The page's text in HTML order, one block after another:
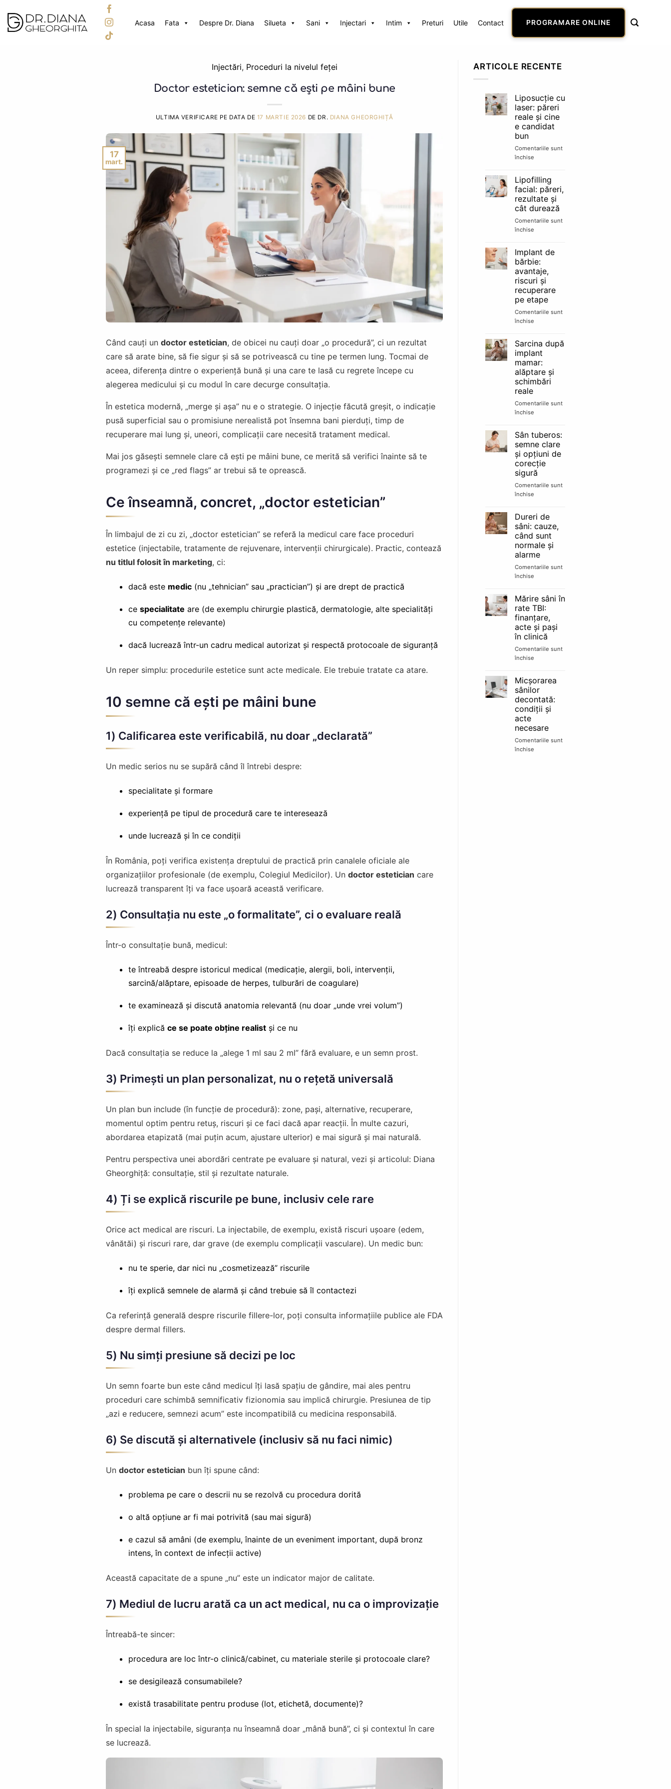
to
content
Acasa Fata Despre Dr. Diana Silueta Sani Injectari Intim Preturi Utile Contact PROGRAMARE ONLINE
Injectări, Proceduri la nivelul feței
Doctor estetician: semne că ești pe mâini bune
ULTIMA VERIFICARE PE DATA DE 17 MARTIE 2026 DE DR. DIANA GHEORGHIȚĂ
17
mart.
Când cauți un doctor estetician, de obicei nu cauți doar „o procedură”, ci un rezultat
care să arate bine, să fie sigur și să se potrivească cu tine pe termen lung. Tocmai de
aceea, diferența dintre o experiență bună și una care te lasă cu regrete începe cu
alegerea medicului și cu modul în care decurge consultația.
În estetica modernă, „merge și așa” nu e o strategie. O injecție făcută greșit, o indicație
pusă superficial sau o promisiune nerealistă pot însemna bani pierduți, timp de
recuperare mai lung și, uneori, complicații care necesită tratament medical.
Mai jos găsești semnele clare că ești pe mâini bune, ce merită să verifici înainte să te
programezi și ce „red flags” ar trebui să te oprească.
Ce înseamnă, concret, „doctor estetician”
În limbajul de zi cu zi, „doctor estetician” se referă la medicul care face proceduri
estetice (injectabile, tratamente de rejuvenare, intervenții chirurgicale). Practic, contează
nu titlul folosit în marketing, ci:
dacă este medic(nu „tehnician” sau „practician”) și are drept de practică
ce specialitate are (de exemplu chirurgie plastică, dermatologie, alte specialități
cu competențe relevante)
dacă lucrează într-un cadru medical autorizat și respectă protocoale de siguranță
Un reper simplu: procedurile estetice sunt acte medicale. Ele trebuie tratate ca atare.
10 semne că ești pe mâini bune
1) Calificarea este verificabilă, nu doar „declarată”
Un medic serios nu se supără când îl întrebi despre:
specialitate și formare
experiență pe tipul de procedură care te interesează
unde lucrează și în ce condiții
În România, poți verifica existența dreptului de practică prin canalele oficiale ale
organizațiilor profesionale (de exemplu, Colegiul Medicilor). Un doctor estetician care
lucrează transparent îți va face ușoară această verificare.
2) Consultația nu este „o formalitate”, ci o evaluare reală
Într-o consultație bună, medicul:
te întreabă despre istoricul medical (medicație, alergii, boli, intervenții,
sarcină/alăptare, episoade de herpes, tulburări de coagulare)
te examinează și discută anatomia relevantă (nu doar „unde vrei volum”)
îți explică ce se poate obține realistși ce nu
Dacă consultația se reduce la „alege 1 ml sau 2 ml” fără evaluare, e un semn prost.
3) Primești un plan personalizat, nu o rețetă universală
Un plan bun include (în funcție de procedură): zone, pași, alternative, recuperare,
momentul optim pentru retuș, riscuri și ce faci dacă apar reacții. În multe cazuri,
abordarea etapizată (mai puțin acum, ajustare ulterior) e mai sigură și mai naturală.
Pentru perspectiva unei abordări centrate pe evaluare și natural, vezi și articolul: Diana
Gheorghiță: consultație, stil și rezultate naturale.
4) Ți se explică riscurile pe bune, inclusiv cele rare
Orice act medical are riscuri. La injectabile, de exemplu, există riscuri ușoare (edem,
vânătăi) și riscuri rare, dar grave (de exemplu complicații vasculare). Un medic bun:
nu te sperie, dar nici nu „cosmetizează” riscurile
îți explică semnele de alarmă și când trebuie să îl contactezi
Ca referință generală despre riscurile fillere-lor, poți consulta informațiile publice ale FDA
despre dermal fillers.
5) Nu simți presiune să decizi pe loc
Un semn foarte bun este când medicul îți lasă spațiu de gândire, mai ales pentru
proceduri care schimbă semnificativ fizionomia sau implică chirurgie. Presiunea de tip
„azi e reducere, semnezi acum” este incompatibilă cu medicina responsabilă.
6) Se discută și alternativele (inclusiv să nu faci nimic)
Un doctor estetician bun îți spune când:
problema pe care o descrii nu se rezolvă cu procedura dorită
o altă opțiune ar fi mai potrivită (sau mai sigură)
e cazul să amâni (de exemplu, înainte de un eveniment important, după bronz
intens, în context de infecții active)
Această capacitate de a spune „nu” este un indicator major de calitate.
7) Mediul de lucru arată ca un act medical, nu ca o improvizație
Întreabă-te sincer:
procedura are loc într-o clinică/cabinet, cu materiale sterile și protocoale clare?
se desigilează consumabilele?
există trasabilitate pentru produse (lot, etichetă, documente)?
În special la injectabile, siguranța nu înseamnă doar „mână bună”, ci și contextul în care
se lucrează.
ARTICOLE RECENTE
Liposucție cu
laser: păreri
reale și cine
e candidat
bun
Comentariile sunt
închise
cu
laser:
păreri
reale
și
cine
Lipofilling
facial: păreri,
rezultate și
cât durează
Comentariile sunt
închise
facial:
păreri,
rezultate
și
cât
durează
Implant de
bărbie:
avantaje,
riscuri și
recuperare
pe etape
Comentariile sunt
închise
bărbie:
avantaje,
riscuri
și
recuperare
etape
Sarcina după
implant
mamar:
alăptare și
schimbări
reale
Comentariile sunt
închise
după
implant
mamar:
alăptare
și
schimbări
reale
Sân tuberos:
semne clare
și opțiuni de
corecție
sigură
Comentariile sunt
închise
tuberos:
semne
clare
și
opțiuni
de
corecție
Dureri de
sâni: cauze,
când sunt
normale și
alarme
Comentariile sunt
închise
sâni:
cauze,
când
sunt
normale
și
Mărire sâni în
rate TBI:
finanțare,
acte și pași
în clinică
Comentariile sunt
închise
în
rate
TBI:
finanțare,
și
pași
Micșorarea
sânilor
decontată:
condiții și
acte
necesare
Comentariile sunt
închise